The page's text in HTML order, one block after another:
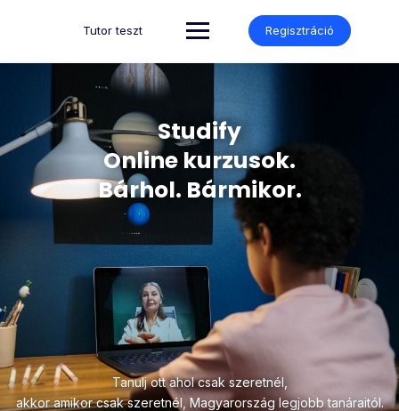
Tutor teszt Regisztráció
Studify
Online kurzusok.
Bárhol. Bármikor.
Tanulj ott ahol csak szeretnél,
akkor amikor csak szeretnél,Magyarország legjobb tanáraitól.